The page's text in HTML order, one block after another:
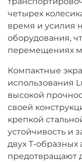
четырех
время и усилия
оборудования,
перемещениях
Компактные
использования
высокой
своей
крепкой
устойчивость и
двух Т-
предотвращают